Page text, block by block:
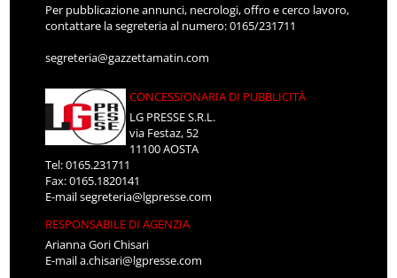
Per pubblicazione annunci, necrologi, offro e cerco lavoro,
contattare la segreteria al numero: 0165/231711
segreteria@gazzettamatin.com
CONCESSIONARIA DI PUBBLICITÀ
LG PRESSE S.R.L.
via Festaz, 52
11100 AOSTA
Tel: 0165.231711
Fax: 0165.1820141
E-mailsegreteria@lgpresse.com
RESPONSABILE DI AGENZIA
Arianna Gori Chisari
E-maila.chisari@lgpresse.com